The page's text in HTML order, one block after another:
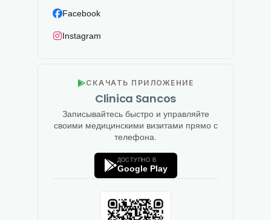
Facebook
Instagram
СКАЧАТЬ ПРИЛОЖЕНИЕ
Clinica Sancos
Записывайтесь быстро и управляйте
своими медицинскими визитами прямо с
телефона.
ДОСТУПНО В
Google Play